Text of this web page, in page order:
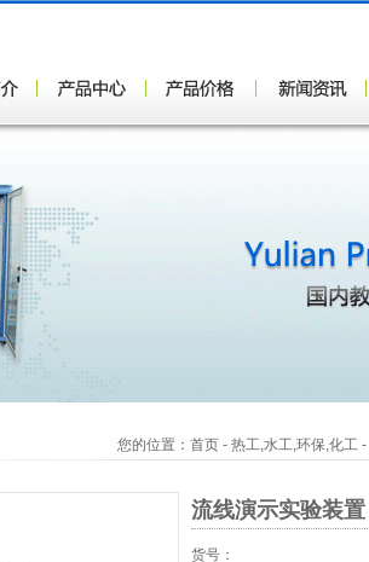
您的位置： 首页 - 热工,水工,环保,化工 -
流线演示实验装置
货号：